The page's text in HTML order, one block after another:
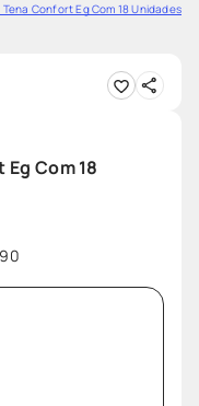
Confort Eg Com 18 Unidades
Com 18